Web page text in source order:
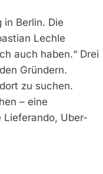
Berlin. Die
Lechle
auch haben.“ Drei
Gründern.
zu suchen.
– eine
Uber-